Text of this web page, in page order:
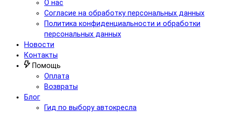
О нас
Согласие на обработку персональных данных
Политика конфиденциальности и обработки
персональных данных
Новости
Контакты
Помощь
Оплата
Возвраты
Блог
Гид по выбору автокресла